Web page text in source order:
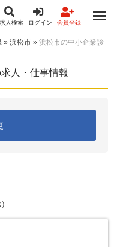
求人検索 ログイン 会員登録
» 浜松市 » 浜松市の中小企業診
人・仕事情報